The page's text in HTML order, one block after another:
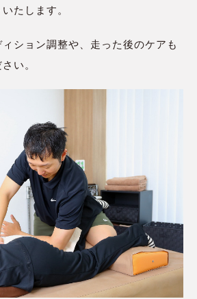
たします。
ション調整や、走った後のケアも
い。